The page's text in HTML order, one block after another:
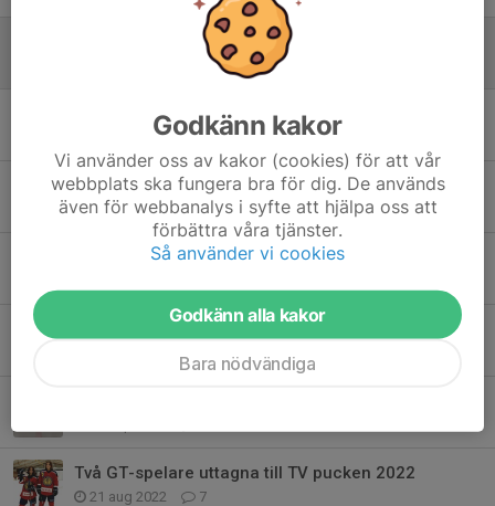
GT ALLMIS under PÅSKEN
27 mar 2023 4
Före detta GT spelare landslagsuttagen
18 dec 2022 2
Säsongens lag & spelarbilder
PR event hos Rålambshovs parklek
Två GT-spelare uttagna till TV pucken 2022
21 aug 2022 7
Godkänn kakor
Vi använder oss av kakor (cookies) för att vår
webbplats ska fungera bra för dig. De används
även för webbanalys i syfte att hjälpa oss att
förbättra våra tjänster.
Så använder vi cookies
Godkänn alla kakor
Bara nödvändiga